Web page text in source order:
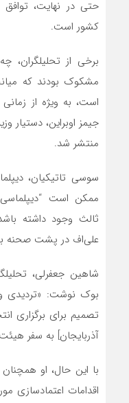
حتی در نهایت،
کشور است.
برخی از تحلیلگران،
مشکوک بودند که
است، به ویژه از
جیمز اوبراین، دستیار
منتشر شد.
ممکن است
ثالث وجود داشته
علی‌اف در پشت صحنه
شاهین جعفرلی،
بوک نوشت: «تردیدی
تصمیم برای برگزاری
آذربایجان] به سفر
با این حال، او
اقدامات اعتمادسازی